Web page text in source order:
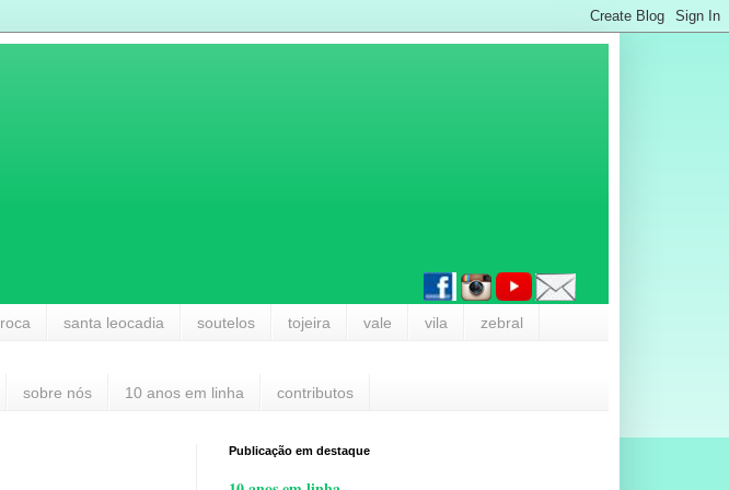
roca santa leocadia soutelos tojeira vale vila zebral
sobre nós 10 anos em linha contributos
Publicação em destaque